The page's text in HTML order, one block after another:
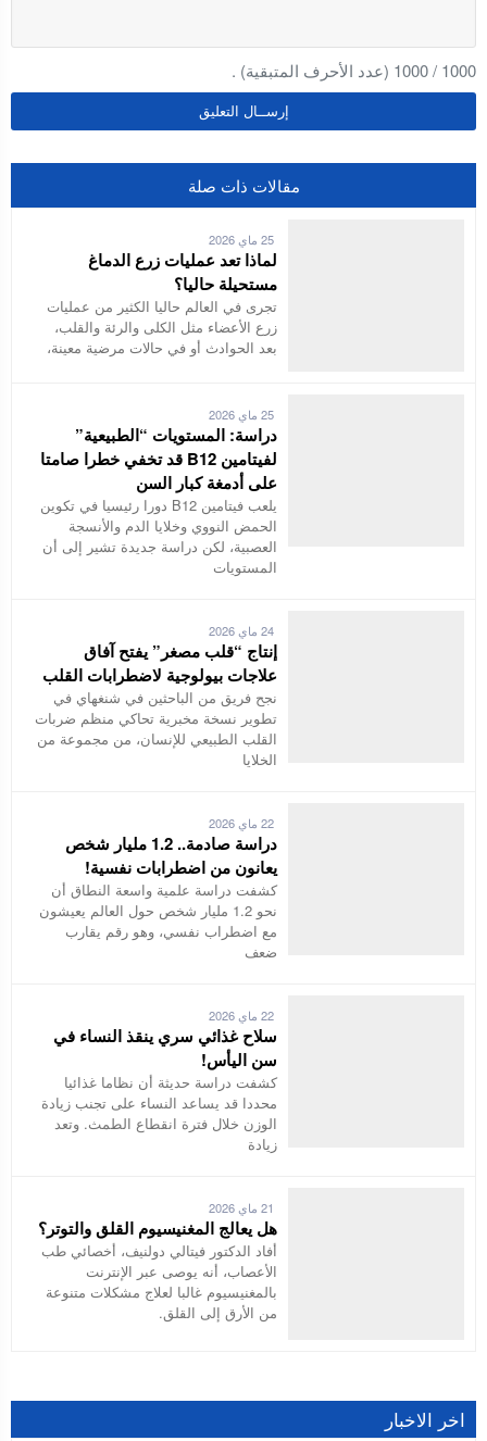
1000
/
1000 (عدد الأحرف المتبقية) .
مقالات ذات صلة
25 ماي 2026
لماذا تعد عمليات زرع الدماغ
مستحيلة حاليا؟
تجرى في العالم حاليا الكثير من عمليات
زرع الأعضاء مثل الكلى والرئة والقلب،
بعد الحوادث أو في حالات مرضية معينة،
25 ماي 2026
دراسة: المستويات “الطبيعية”
لفيتامين B12 قد تخفي خطرا صامتا
على أدمغة كبار السن
يلعب فيتامين B12 دورا رئيسيا في تكوين
الحمض النووي وخلايا الدم والأنسجة
العصبية، لكن دراسة جديدة تشير إلى أن
المستويات
24 ماي 2026
إنتاج “قلب مصغر” يفتح آفاق
علاجات بيولوجية لاضطرابات القلب
نجح فريق من الباحثين في شنغهاي في
تطوير نسخة مخبرية تحاكي منظم ضربات
القلب الطبيعي للإنسان، من مجموعة من
الخلايا
22 ماي 2026
دراسة صادمة.. 1.2 مليار شخص
يعانون من اضطرابات نفسية!
كشفت دراسة علمية واسعة النطاق أن
نحو 1.2 مليار شخص حول العالم يعيشون
مع اضطراب نفسي، وهو رقم يقارب
ضعف
22 ماي 2026
سلاح غذائي سري ينقذ النساء في
سن اليأس!
كشفت دراسة حديثة أن نظاما غذائيا
محددا قد يساعد النساء على تجنب زيادة
الوزن خلال فترة انقطاع الطمث. وتعد
زيادة
هل يعالج المغنيسيوم القلق والتوتر؟
أفاد الدكتور فيتالي دولنيف، أخصائي طب
الأعصاب، أنه يوصى عبر الإنترنت
بالمغنيسيوم غالبا لعلاج مشكلات متنوعة
من الأرق إلى القلق.
اخر الاخبار